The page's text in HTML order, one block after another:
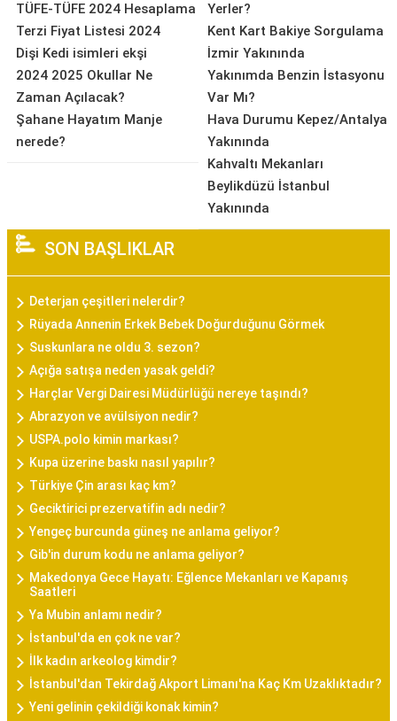
TÜFE-TÜFE 2024 Hesaplama
Terzi Fiyat Listesi 2024
Dişi Kedi isimleri ekşi
2024 2025 Okullar Ne
Zaman Açılacak?
Şahane Hayatım Manje
nerede?
Yerler?
Kent Kart Bakiye Sorgulama
İzmir Yakınında
Yakınımda Benzin İstasyonu
Var Mı?
Hava Durumu Kepez/Antalya
Yakınında
Kahvaltı Mekanları
Beylikdüzü İstanbul
Yakınında
SON BAŞLIKLAR
Deterjan çeşitleri nelerdir?
Rüyada Annenin Erkek Bebek Doğurduğunu Görmek
Suskunlara ne oldu 3. sezon?
Açığa satışa neden yasak geldi?
Harçlar Vergi Dairesi Müdürlüğü nereye taşındı?
Abrazyon ve avülsiyon nedir?
USPA.polo kimin markası?
Kupa üzerine baskı nasıl yapılır?
Türkiye Çin arası kaç km?
Geciktirici prezervatifin adı nedir?
Yengeç burcunda güneş ne anlama geliyor?
Gib'in durum kodu ne anlama geliyor?
Makedonya Gece Hayatı: Eğlence Mekanları ve Kapanış
Saatleri
Ya Mubin anlamı nedir?
İstanbul'da en çok ne var?
İlk kadın arkeolog kimdir?
İstanbul'dan Tekirdağ Akport Limanı'na Kaç Km Uzaklıktadır?
Yeni gelinin çekildiği konak kimin?